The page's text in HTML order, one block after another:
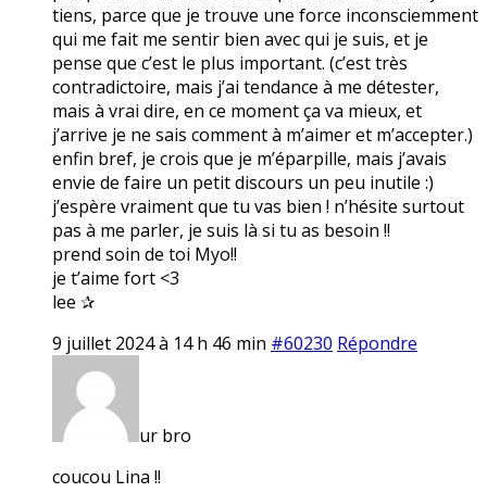
tiens, parce que je trouve une force inconsciemment
qui me fait me sentir bien avec qui je suis, et je
pense que c’est le plus important. (c’est très
contradictoire, mais j’ai tendance à me détester,
mais à vrai dire, en ce moment ça va mieux, et
j’arrive je ne sais comment à m’aimer et m’accepter.)
enfin bref, je crois que je m’éparpille, mais j’avais
envie de faire un petit discours un peu inutile :)
j’espère vraiment que tu vas bien ! n’hésite surtout
pas à me parler, je suis là si tu as besoin !!
prend soin de toi Myo!!
je t’aime fort <3
lee ✰
9 juillet 2024 à 14 h 46 min #60230 Répondre
ur bro
coucou Lina !!